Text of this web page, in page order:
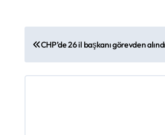
a
z
CHP’de 26 il başkanı görevden alındı